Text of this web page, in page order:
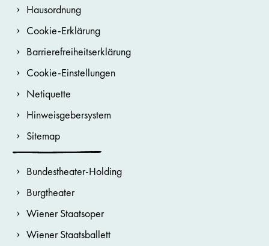
Hausordnung
Cookie-Erklärung
Barrierefreiheitserklärung
Cookie-Einstellungen
Netiquette
Hinweisgebersystem
Sitemap
Bundestheater-Holding
Burgtheater
Wiener Staatsoper
Wiener Staatsballett